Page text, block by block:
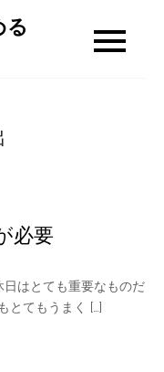
る
必要
はとても重要なものだ
とてもうまく […]